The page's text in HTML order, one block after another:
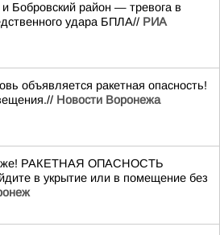
Бобровский район — тревога в
удара БПЛА// РИА
объявляется ракетная опасность!
Новости Воронежа
РАКЕТНАЯ ОПАСНОСТЬ
в укрытие или в помещение без